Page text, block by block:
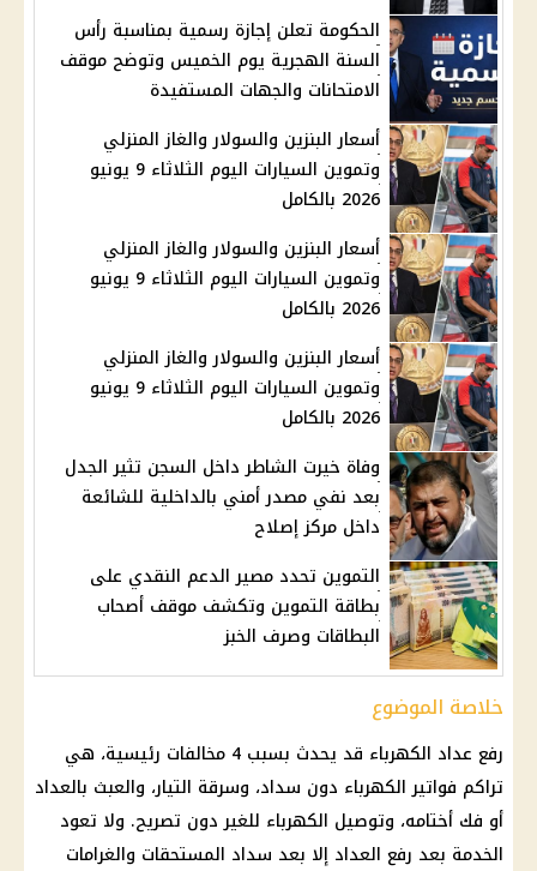
الحكومة تعلن إجازة رسمية بمناسبة رأس
السنة الهجرية يوم الخميس وتوضح موقف
الامتحانات والجهات المستفيدة
أسعار البنزين والسولار والغاز المنزلي
وتموين السيارات اليوم الثلاثاء 9 يونيو
2026 بالكامل
أسعار البنزين والسولار والغاز المنزلي
وتموين السيارات اليوم الثلاثاء 9 يونيو
2026 بالكامل
أسعار البنزين والسولار والغاز المنزلي
وتموين السيارات اليوم الثلاثاء 9 يونيو
2026 بالكامل
وفاة خيرت الشاطر داخل السجن تثير الجدل
بعد نفي مصدر أمني بالداخلية للشائعة
داخل مركز إصلاح
التموين تحدد مصير الدعم النقدي على
بطاقة التموين وتكشف موقف أصحاب
البطاقات وصرف الخبز
خلاصة الموضوع
رفع عداد الكهرباء قد يحدث بسبب 4 مخالفات رئيسية، هي
تراكم فواتير الكهرباء دون سداد، وسرقة التيار، والعبث بالعداد
أو فك أختامه، وتوصيل الكهرباء للغير دون تصريح. ولا تعود
الخدمة بعد رفع العداد إلا بعد سداد المستحقات والغرامات